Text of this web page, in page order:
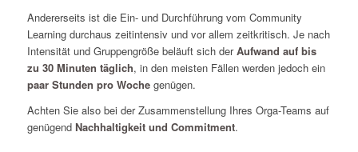
Andererseits ist die Ein- und Durchführung vom Community
Learning durchaus zeitintensiv und vor allem zeitkritisch. Je nach
Intensität und Gruppengröße beläuft sich derAufwand auf bis
zu 30 Minuten täglich, in den meisten Fällen werden jedoch ein
paar Stunden pro Wochegenügen.
Achten Sie also bei der Zusammenstellung Ihres Orga-Teams auf
genügend Nachhaltigkeit und Commitment.